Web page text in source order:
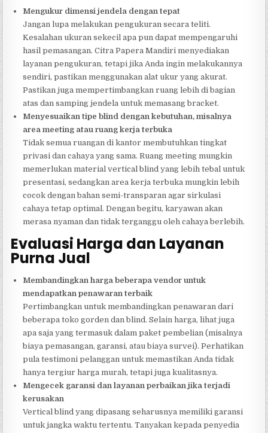
Mengukur dimensi jendela dengan tepat
Jangan lupa melakukan pengukuran secara teliti.
Kesalahan ukuran sekecil apa pun dapat mempengaruhi
hasil pemasangan. Citra Papera Mandiri menyediakan
layanan pengukuran, tetapi jika Anda ingin melakukannya
sendiri, pastikan menggunakan alat ukur yang akurat.
Pastikan juga mempertimbangkan ruang lebih di bagian
atas dan samping jendela untuk memasang bracket.
Menyesuaikan tipe blind dengan kebutuhan, misalnya
area meeting atau ruang kerja terbuka
Tidak semua ruangan di kantor membutuhkan tingkat
privasi dan cahaya yang sama. Ruang meeting mungkin
memerlukan material vertical blind yang lebih tebal untuk
presentasi, sedangkan area kerja terbuka mungkin lebih
cocok dengan bahan semi-transparan agar sirkulasi
cahaya tetap optimal. Dengan begitu, karyawan akan
merasa nyaman dan tidak terganggu oleh cahaya berlebih.
Evaluasi Harga dan Layanan
Purna Jual
Membandingkan harga beberapa vendor untuk
mendapatkan penawaran terbaik
Pertimbangkan untuk membandingkan penawaran dari
beberapa toko gorden dan blind. Selain harga, lihat juga
apa saja yang termasuk dalam paket pembelian (misalnya
biaya pemasangan, garansi, atau biaya survei). Perhatikan
pula testimoni pelanggan untuk memastikan Anda tidak
hanya tergiur harga murah, tetapi juga kualitasnya.
Mengecek garansi dan layanan perbaikan jika terjadi
kerusakan
Vertical blind yang dipasang seharusnya memiliki garansi
untuk jangka waktu tertentu. Tanyakan kepada penyedia